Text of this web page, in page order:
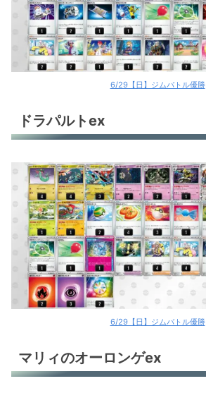
6/29【日】ジムバトル優勝
ドラパルトex
6/29【日】ジムバトル優勝
マリィのオーロンゲex